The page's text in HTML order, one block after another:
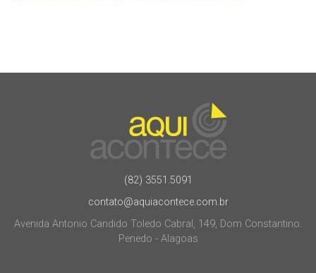
(82) 3551.5091
contato@aquiacontece.com.br
Avenida Antonio Candido Toledo Cabral, 149, Dom Constantino.
Penedo - Alagoas